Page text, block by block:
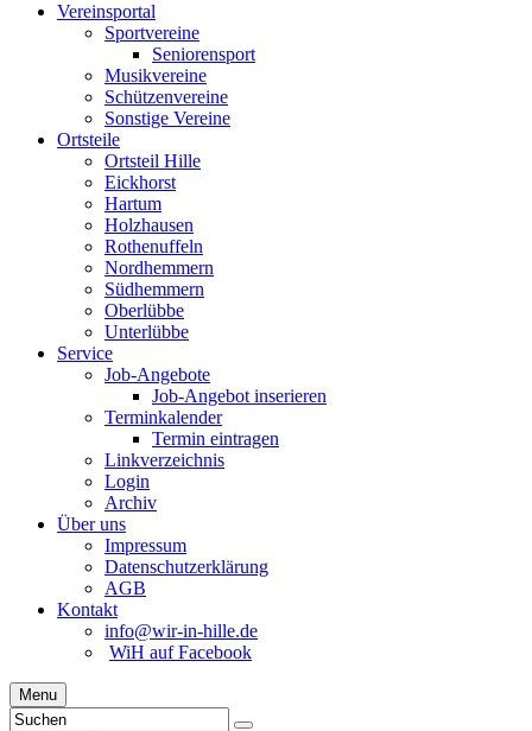
Vereinsportal
Sportvereine
Seniorensport
Musikvereine
Schützenvereine
Sonstige Vereine
Ortsteile
Ortsteil Hille
Eickhorst
Hartum
Holzhausen
Rothenuffeln
Nordhemmern
Südhemmern
Oberlübbe
Unterlübbe
Service
Job-Angebote
Job-Angebot inserieren
Terminkalender
Termin eintragen
Linkverzeichnis
Login
Archiv
Über uns
Impressum
Datenschutzerklärung
AGB
Kontakt
info@wir-in-hille.de
WiH auf Facebook
Menu